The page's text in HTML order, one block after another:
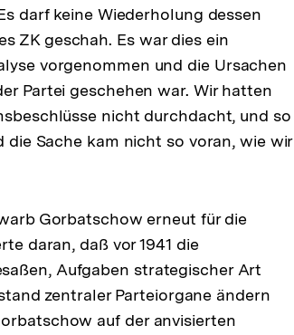
darf keine Wiederholung dessen
ZK geschah. Es war dies ein
vorgenommen und die Ursachen
Partei geschehen war. Wir hatten
nicht durchdacht, und so
Sache kam nicht so voran, wie wir
Gorbatschow erneut für die
daran, daß vor 1941 die
Aufgaben strategischer Art
zentraler Parteiorgane ändern
auf der anvisierten